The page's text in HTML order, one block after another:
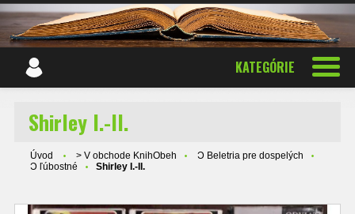
KATEGÓRIE
Shirley I.-II.
Úvod > V obchode KnihObeh
Ɔ Beletria pre dospelých
Ɔ ľúbostné
Shirley I.-II.